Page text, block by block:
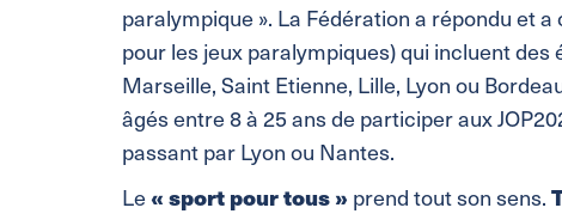
paralympique ». La Fédération a répondu et
pour les jeux paralympiques) qui incluent des
Marseille, Saint Etienne, Lille, Lyon ou
âgés entre 8 à 25 ans de participer aux
passant par Lyon ou Nantes.
Le« sport pour tous » prend tout son sens.